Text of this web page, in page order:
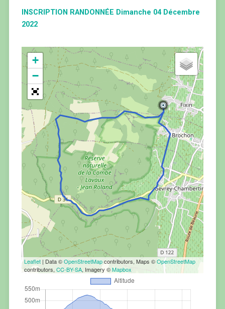
INSCRIPTION RANDONNÉE Dimanche 04 Décembre
2022
+
−
Leaflet| Data ©OpenStreetMapcontributors, Maps ©OpenStreetMap
contributors, CC-BY-SA, Imagery ©Mapbox